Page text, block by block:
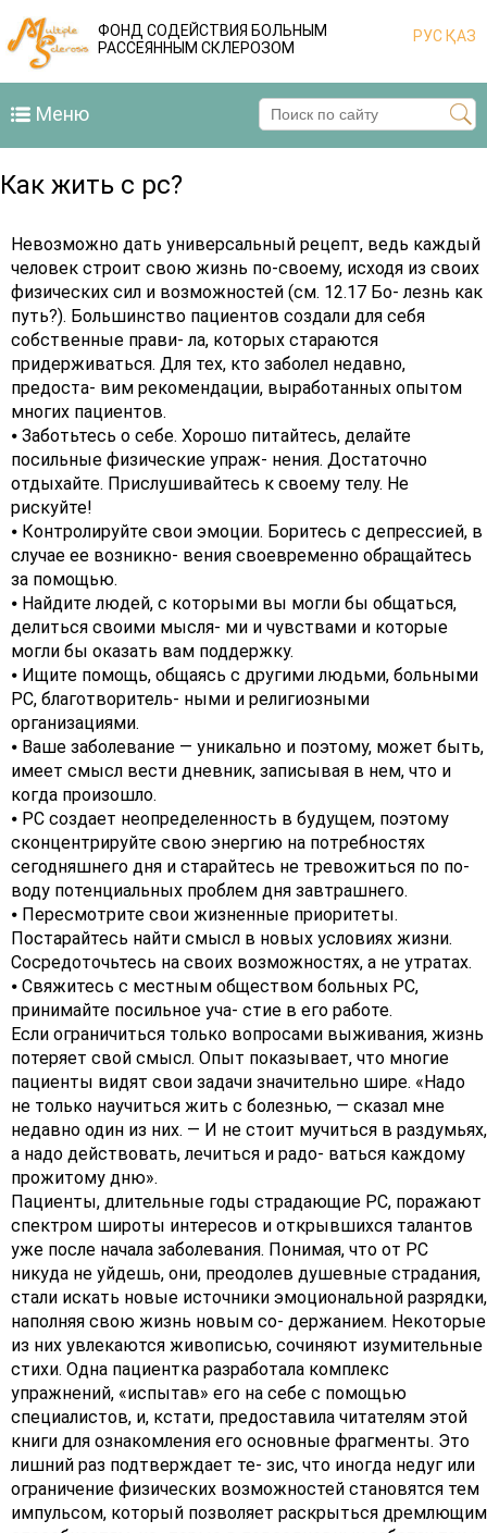
ФОНД СОДЕЙСТВИЯ БОЛЬНЫМ
РАССЕЯННЫМ СКЛЕРОЗОМ
РУСҚАЗ
Меню
Как жить с рс?
Невозможно дать универсальный рецепт, ведь каждый
человек строит свою жизнь по-своему, исходя из своих
физических сил и возможностей (см. 12.17 Бо- лезнь как
путь?). Большинство пациентов создали для себя
собственные прави- ла, которых стараются
придерживаться. Для тех, кто заболел недавно,
предоста- вим рекомендации, выработанных опытом
многих пациентов.
⦁ Заботьтесь о себе. Хорошо питайтесь, делайте
посильные физические упраж- нения. Достаточно
отдыхайте. Прислушивайтесь к своему телу. Не
рискуйте!
⦁ Контролируйте свои эмоции. Боритесь с депрессией, в
случае ее возникно- вения своевременно обращайтесь
за помощью.
⦁ Найдите людей, с которыми вы могли бы общаться,
делиться своими мысля- ми и чувствами и которые
могли бы оказать вам поддержку.
⦁ Ищите помощь, общаясь с другими людьми, больными
РС, благотворитель- ными и религиозными
организациями.
⦁ Ваше заболевание — уникально и поэтому, может быть,
имеет смысл вести дневник, записывая в нем, что и
когда произошло.
⦁ РС создает неопределенность в будущем, поэтому
сконцентрируйте свою энергию на потребностях
сегодняшнего дня и старайтесь не тревожиться по по-
воду потенциальных проблем дня завтрашнего.
⦁ Пересмотрите свои жизненные приоритеты.
Постарайтесь найти смысл в новых условиях жизни.
Сосредоточьтесь на своих возможностях, а не утратах.
⦁ Свяжитесь с местным обществом больных РС,
принимайте посильное уча- стие в его работе.
Если ограничиться только вопросами выживания, жизнь
потеряет свой смысл. Опыт показывает, что многие
пациенты видят свои задачи значительно шире. «Надо
не только научиться жить с болезнью, — сказал мне
недавно один из них. — И не стоит мучиться в раздумьях,
а надо действовать, лечиться и радо- ваться каждому
прожитому дню».
Пациенты, длительные годы страдающие РС, поражают
спектром широты интересов и открывшихся талантов
уже после начала заболевания. Понимая, что от РС
никуда не уйдешь, они, преодолев душевные страдания,
стали искать новые источники эмоциональной разрядки,
наполняя свою жизнь новым со- держанием. Некоторые
из них увлекаются живописью, сочиняют изумительные
стихи. Одна пациентка разработала комплекс
упражнений, «испытав» его на себе с помощью
специалистов, и, кстати, предоставила читателям этой
книги для ознакомления его основные фрагменты. Это
лишний раз подтверждает те- зис, что иногда недуг или
ограничение физических возможностей становятся тем
импульсом, который позволяет раскрыться дремлющим